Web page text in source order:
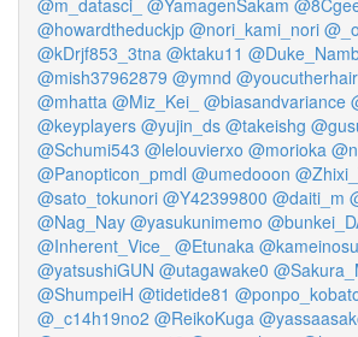
@m_datasci_ @YamagenSakam
@howardtheduckjp @nori_kami_nori
@kDrjf853_3tna @ktaku11
@mish37962879 @ymnd @youcutherhair
@mhatta @Miz_Kei_ @biasandvariance
@keyplayers @yujin_ds @takeishg
@Schumi543 @lelouvierxo @morioka
@Panopticon_pmdl @umedooon
@sato_tokunori @Y42399800 @daiti_m
@Nag_Nay @yasukunimemo
@Inherent_Vice_ @Etunaka
@yatsushiGUN @utagawake0
@ShumpeiH @tidetide81
@_c14h19no2 @ReikoKuga